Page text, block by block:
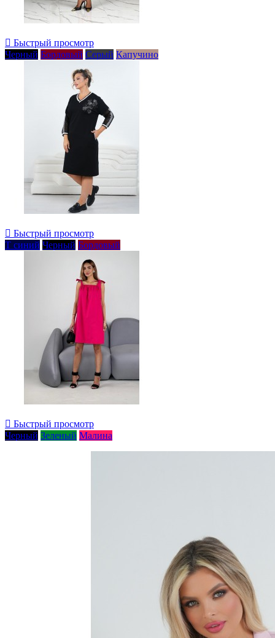
 Быстрый просмотр
Черный Бордовый Серый Капучино
 Быстрый просмотр
Т синий Черный Бордовый
 Быстрый просмотр
Черный Зеленый Малина